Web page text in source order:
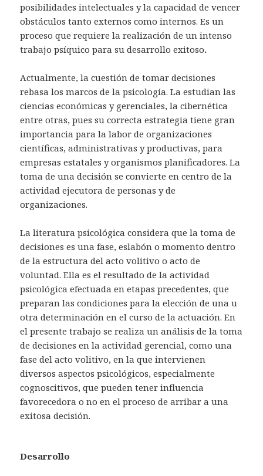
posibilidades intelectuales y la capacidad de vencer
obstáculos tanto externos como internos. Es un
proceso que requiere la realización de un intenso
trabajo psíquico para su desarrollo exitoso.
Actualmente, la cuestión de tomar decisiones
rebasa los marcos de la psicología. La estudian las
ciencias económicas y gerenciales, la cibernética
entre otras, pues su correcta estrategia tiene gran
importancia para la labor de organizaciones
científicas, administrativas y productivas, para
empresas estatales y organismos planificadores. La
toma de una decisión se convierte en centro de la
actividad ejecutora de personas y de
organizaciones.
La literatura psicológica considera que la toma de
decisiones es una fase, eslabón o momento dentro
de la estructura del acto volitivo o acto de
voluntad. Ella es el resultado de la actividad
psicológica efectuada en etapas precedentes, que
preparan las condiciones para la elección de una u
otra determinación en el curso de la actuación. En
el presente trabajo se realiza un análisis de la toma
de decisiones en la actividad gerencial, como una
fase del acto volitivo, en la que intervienen
diversos aspectos psicológicos, especialmente
cognoscitivos, que pueden tener influencia
favorecedora o no en el proceso de arribar a una
exitosa decisión.
Desarrollo